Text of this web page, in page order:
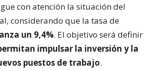
con atención la situación del
considerando que la tasa de
un 9,4%. El objetivo será definir
impulsar la inversión y la
puestos de trabajo.